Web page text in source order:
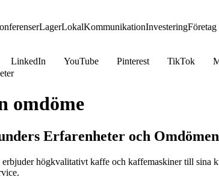
LagerLokalKommunikationInvesteringFöretag
LinkedIn YouTube Pinterest TikTok
omdöme
Erfarenheter och Omdömen
erbjuder högkvalitativt kaffe och kaffemaskiner till